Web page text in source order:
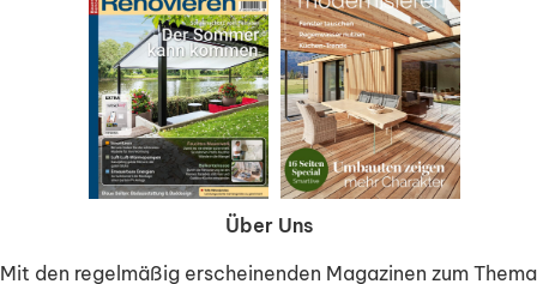
Über Uns
Mit den regelmäßig erscheinenden Magazinen zum Thema